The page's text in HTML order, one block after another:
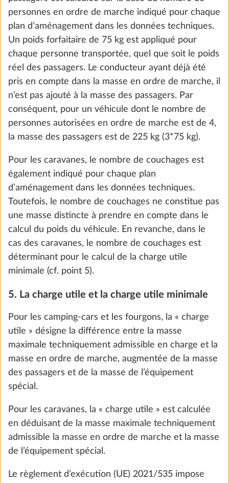
the future. You can find more information about
cookies and customization options by clicking on
the "Show details" link.
Show details Decline Accept all
supplémentaire
64 CHF
Ajouter
Prise de gaz extérieure
personnes en ordre de marche indiqué pour chaque
plan d’aménagement dans les données techniques.
Un poids forfaitaire de 75 kg est appliqué pour
chaque personne transportée, quel que soit le poids
réel des passagers. Le conducteur ayant déjà été
pris en compte dans la masse en ordre de marche, il
n’est pas ajouté à la masse des passagers. Par
conséquent, pour un véhicule dont le nombre de
personnes autorisées en ordre de marche est de 4,
la masse des passagers est de 225 kg (3*75 kg).
Pour les caravanes, le nombre de couchages est
également indiqué pour chaque plan
d’aménagement dans les données techniques.
Toutefois, le nombre de couchages ne constitue pas
une masse distincte à prendre en compte dans le
calcul du poids du véhicule. En revanche, dans le
cas des caravanes, le nombre de couchages est
déterminant pour le calcul de la charge utile
minimale (cf. point 5).
5. La charge utile et la charge utile minimale
Pour les camping-cars et les fourgons, la « charge
utile » désigne la différence entre la masse
maximale techniquement admissible en charge et la
masse en ordre de marche, augmentée de la masse
des passagers et de la masse de l’équipement
spécial.
Pour les caravanes, la « charge utile » est calculée
en déduisant de la masse maximale techniquement
admissible la masse en ordre de marche et la masse
de l’équipement spécial.
Le règlement d’exécution (UE) 2021/535 impose